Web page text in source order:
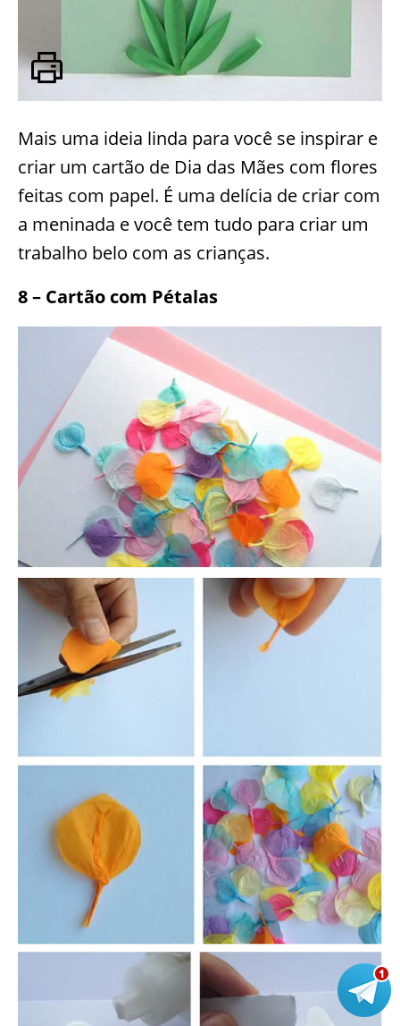
Mais uma ideia linda para você se inspirar e
criar um cartão de Dia das Mães com flores
feitas com papel. É uma delícia de criar com
a meninada e você tem tudo para criar um
trabalho belo com as crianças.
8 – Cartão com Pétalas